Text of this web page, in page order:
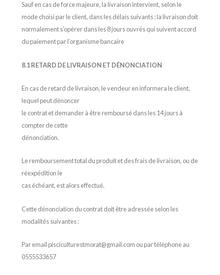
Sauf en cas de force majeure, la livraison intervient, selon le
mode choisi par le client, dans les délais suivants : la livraison doit
normalement s’opérer dans les 8 jours ouvrés qui suivent accord
du paiement par l’organisme bancaire
8.1 RETARD DE LIVRAISON ET DÉNONCIATION
En cas de retard de livraison, le vendeur en informera le client,
lequel peut dénoncer
le contrat et demander à être remboursé dans les 14 jours à
compter de cette
dénonciation.
Le remboursement total du produit et des frais de livraison, ou de
réexpédition le
cas échéant, est alors effectué.
Cette dénonciation du contrat doit être adressée selon les
modalités suivantes :
Par email pisciculturestmorat@gmail.com ou par téléphone au
0555533657